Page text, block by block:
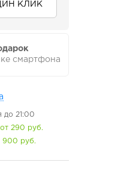
КЛИК
смартфона
до 21:00
от 290 руб.
900 руб.